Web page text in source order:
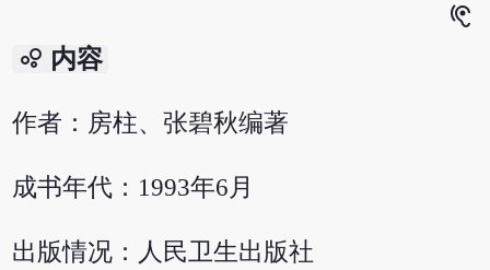
hearing
bubble_chart 内容
作者：房柱、张碧秋编著
成书年代：1993年6月
出版情况：人民卫生出版社